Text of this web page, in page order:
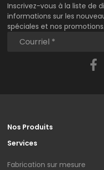
Inscrivez-vous à la liste de
informations sur les
spéciales et nos promotions.
Nos Produits
Services
Fabrication sur mesure